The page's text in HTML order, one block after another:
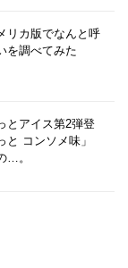
リカ版でなんと呼
を調べてみた
とアイス第2弾登
コンソメ味」
…。